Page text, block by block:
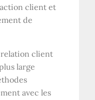
client et
de
relation client
large
avec les